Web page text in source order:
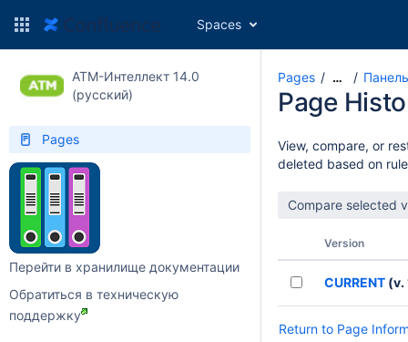
Spaces
АТМ-Интеллект 14.0
(русский)
Pages
Перейти в хранилище документации
Обратиться в техническую
поддержку
Pages …
Page
View, compare, or
deleted based on
Version
CURRENT (v.
Return to Page